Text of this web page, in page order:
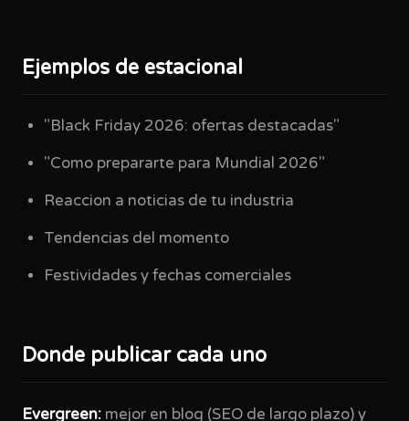
Ejemplos de estacional
"Black Friday 2026: ofertas destacadas"
"Como prepararte para Mundial 2026"
Reaccion a noticias de tu industria
Tendencias del momento
Festividades y fechas comerciales
Donde publicar cada uno
Evergreen: mejor en blog (SEO de largo plazo) y